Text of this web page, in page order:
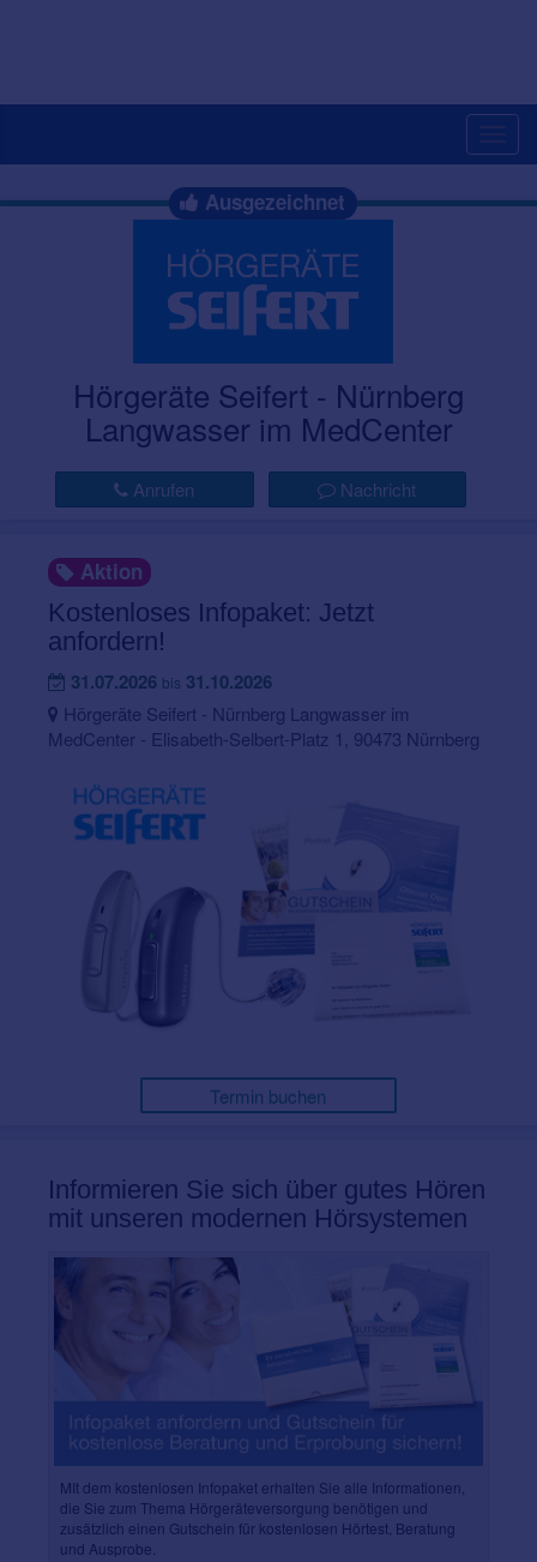
Ausgezeichnet
Hörgeräte Seifert - Nürnberg
Langwasser im MedCenter
Anrufen Nachricht
Aktion
Kostenloses Infopaket: Jetzt
anfordern!
31.07.2026 bis 31.10.2026
Hörgeräte Seifert - Nürnberg Langwasser im
MedCenter - Elisabeth-Selbert-Platz 1, 90473 Nürnberg
Termin buchen
Informieren Sie sich über gutes Hören
mit unseren modernen Hörsystemen
MIt dem kostenlosen Infopaket erhalten Sie alle Informationen,
die Sie zum Thema Hörgeräteversorgung benötigen und
zusätzlich einen Gutschein für kostenlosen Hörtest, Beratung
und Ausprobe.